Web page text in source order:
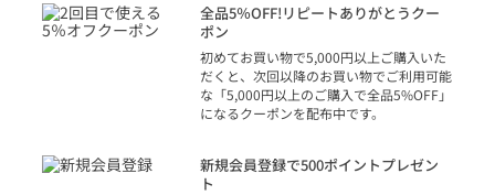
全品5％OFF!リピートありがとうクー
ポン
初めてお買い物で5,000円以上ご購入いた
だくと、次回以降のお買い物でご利用可能
な「5,000円以上のご購入で全品5%OFF」
になるクーポンを配布中です。
新規会員登録で500ポイントプレゼン
ト